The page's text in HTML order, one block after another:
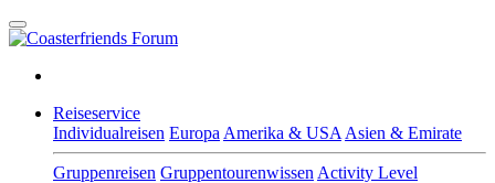
Reiseservice
Individualreisen Europa Amerika & USA Asien & Emirate
Gruppenreisen Gruppentourenwissen Activity Level